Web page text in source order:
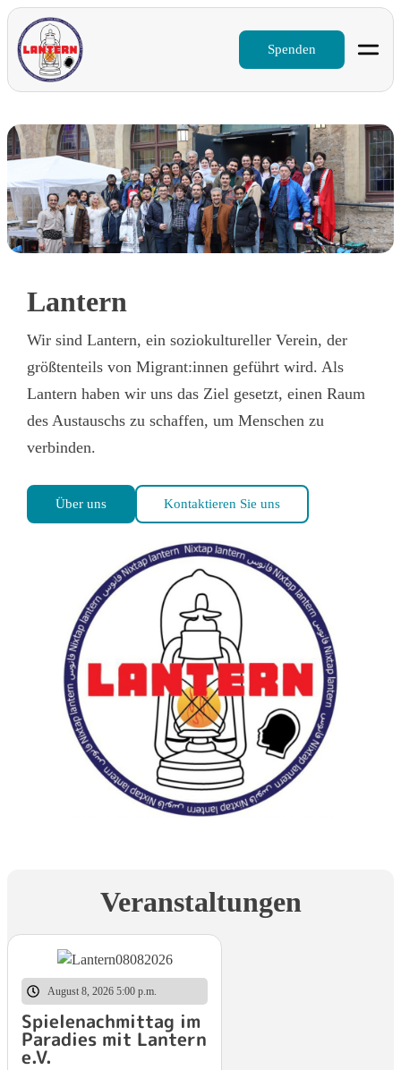
Spenden
Lantern
Wir sind Lantern, ein soziokultureller Verein, der
größtenteils von Migrant:innen geführt wird. Als
Lantern haben wir uns das Ziel gesetzt, einen Raum
des Austauschs zu schaffen, um Menschen zu
verbinden.
Über uns Kontaktieren Sie uns
Veranstaltungen
August 8, 2026 5:00 p.m.
Spielenachmittag im
Paradies mit Lantern
e.V.